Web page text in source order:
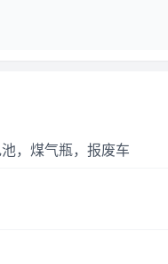
，煤气瓶，报废车